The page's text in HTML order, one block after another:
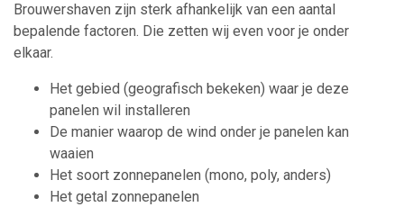
Brouwershaven zijn sterk afhankelijk van een aantal
bepalende factoren. Die zetten wij even voor je onder
elkaar.
Het gebied (geografisch bekeken) waar je deze
panelen wil installeren
De manier waarop de wind onder je panelen kan
waaien
Het soort zonnepanelen (mono, poly, anders)
Het getal zonnepanelen